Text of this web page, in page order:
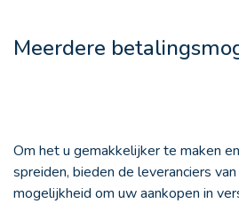
Meerdere
Om het u gemakkelijker te maken
spreiden, bieden de leveranciers
mogelijkheid om uw aankopen in